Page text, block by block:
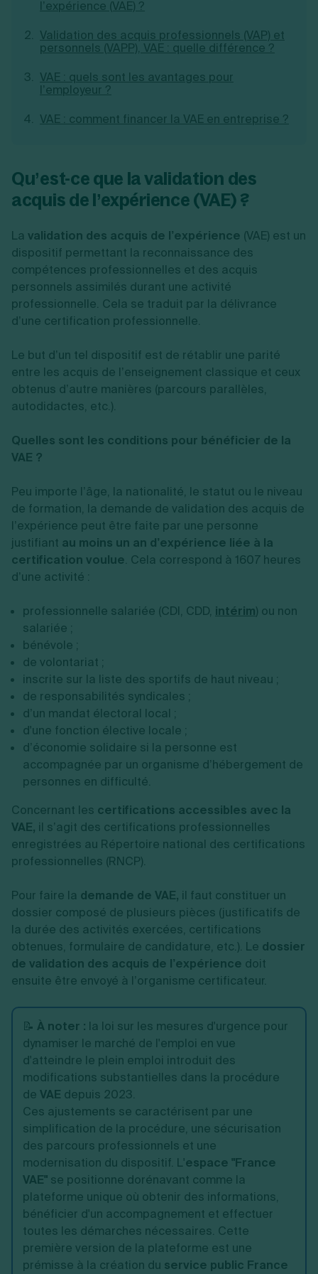
Toutes les modifications
Je souhaite être accompagné
Découvrez notre cabinet d'expertise
Création d'EURL
Création de SASU
Création de SARL
Création de SAS
Création de SCI
Création d'association
Ouverture compte pro
Création d'entreprise
l’expérience (VAE) ?
Validation des acquis professionnels (VAP) et
personnels (VAPP), VAE : quelle différence ?
VAE : quels sont les avantages pour
l’employeur ?
VAE : comment financer la VAE en entreprise ?
Qu’est-ce que la validation des
acquis de l’expérience (VAE) ?
La validation des acquis de l’expérience (VAE) est un
dispositif permettant la reconnaissance des
compétences professionnelles et des acquis
personnels assimilés durant une activité
professionnelle. Cela se traduit par la délivrance
d’une certification professionnelle.
Le but d’un tel dispositif est de rétablir une parité
entre les acquis de l’enseignement classique et ceux
obtenus d’autre manières (parcours parallèles,
autodidactes, etc.).
Quelles sont les conditions pour bénéficier de la
VAE ?
Peu importe l’âge, la nationalité, le statut ou le niveau
de formation, la demande de validation des acquis de
l’expérience peut être faite par une personne
justifiant au moins un an d’expérience liée à la
certification voulue. Cela correspond à 1607 heures
d’une activité :
professionnelle salariée (CDI, CDD, intérim) ou non
salariée ;
bénévole ;
de volontariat ;
inscrite sur la liste des sportifs de haut niveau ;
de responsabilités syndicales ;
d’un mandat électoral local ;
d'une fonction élective locale ;
d’économie solidaire si la personne est
accompagnée par un organisme d’hébergement de
personnes en difficulté.
Concernant les certifications accessibles avec la
VAE, il s’agit des certifications professionnelles
enregistrées au Répertoire national des certifications
professionnelles (RNCP).
Pour faire la demande de VAE, il faut constituer un
dossier composé de plusieurs pièces (justificatifs de
la durée des activités exercées, certifications
obtenues, formulaire de candidature, etc.). Le dossier
de validation des acquis de l’expérience doit
ensuite être envoyé à l’organisme certificateur.
📝 À noter : la loi sur les mesures d'urgence pour
dynamiser le marché de l'emploi en vue
d'atteindre le plein emploi introduit des
modifications substantielles dans la procédure
de VAE depuis 2023.
Ces ajustements se caractérisent par une
simplification de la procédure, une sécurisation
des parcours professionnels et une
modernisation du dispositif. L'espace "France
VAE" se positionne dorénavant comme la
plateforme unique où obtenir des informations,
bénéficier d'un accompagnement et effectuer
toutes les démarches nécessaires. Cette
première version de la plateforme est une
prémisse à la création du service public France